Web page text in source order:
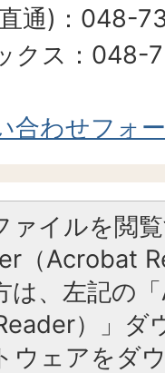
通)：048-
クス：048-
合わせフォ
ァイルを閲
（Acrobat
は、左記の
）」ダ
ウェアをダ